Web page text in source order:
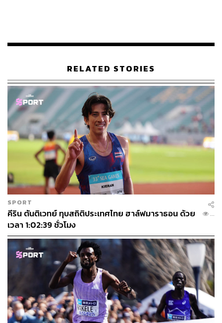
97
ABOUT THE AUTHOR
THE STANDARD TEAM
กองบรรณาธิการ THE STANDARD
RELATED STORIES
SPORT
คีริน ตันติเวทย์ ทุบสถิติประเทศไทย ฮาล์ฟมาราธอน ด้วย
เวลา 1:02:39 ชั่วโมง